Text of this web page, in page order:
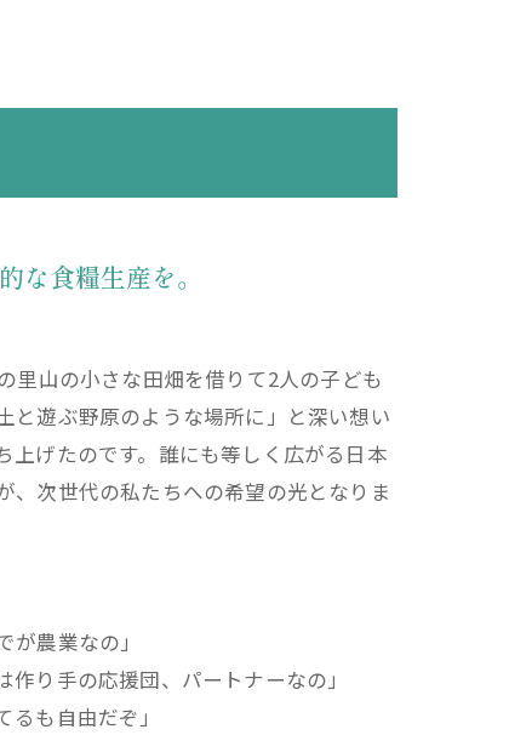
な食糧生産を。
里山の小さな田畑を借りて2人の子ども
と遊ぶ野原のような場所に」と深い想い
上げたのです。誰にも等しく広がる日本
、次世代の私たちへの希望の光となりま
が農業なの」
作り手の応援団、パートナーなの」
も自由だぞ」